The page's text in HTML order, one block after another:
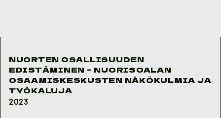
NUORTEN OSALLISUUDEN
EDISTÄMINEN – NUORISOALAN
OSAAMISKESKUSTEN NÄKÖKULMIA JA
TYÖKALUJA
2023